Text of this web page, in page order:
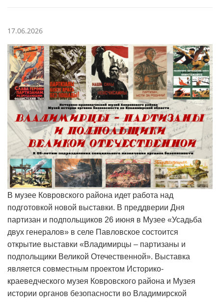
17.06.2026
В музее Ковровского района идет работа над
подготовкой новой выставки. В преддверии Дня
партизан и подпольщиков 26 июня в Музее «Усадьба
двух генералов» в селе Павловское состоится
открытие выставки «Владимирцы – партизаны и
подпольщики Великой Отечественной». Выставка
является совместным проектом Историко-
краеведческого музея Ковровского района и Музея
истории органов безопасности во Владимирской